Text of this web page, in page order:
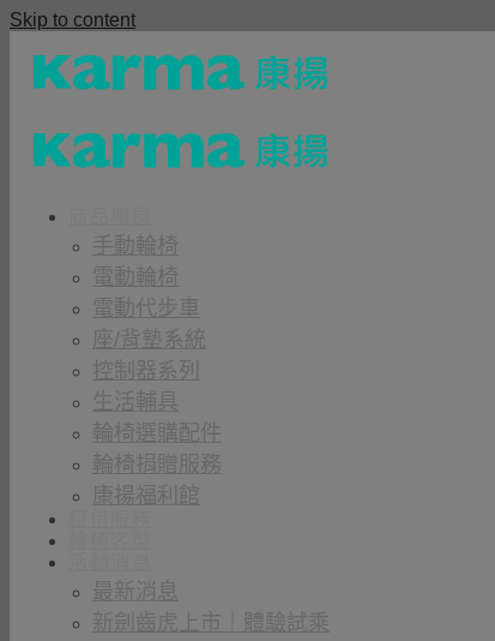
Skip to content
手動輪椅
電動輪椅
電動代步車
座/背墊系統
控制器系列
生活輔具
輪椅選購配件
輪椅捐贈服務
康揚福利館
最新消息
新劍齒虎上市｜體驗試乘